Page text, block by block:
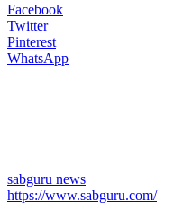
Facebook
Twitter
Pinterest
WhatsApp
sabguru news
https://www.sabguru.com/